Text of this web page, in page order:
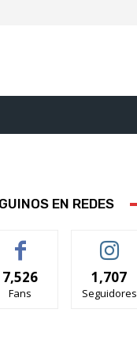
EN REDES
7,526
Fans
1,707
Seguidores